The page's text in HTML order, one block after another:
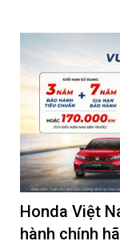
Honda Việt
hành chính